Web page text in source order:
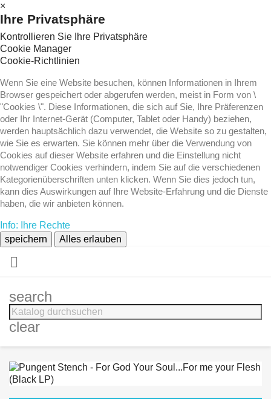
×
Ihre Privatsphäre
Kontrollieren Sie Ihre Privatsphäre
Cookie Manager
Cookie-Richtlinien
Wenn Sie eine Website besuchen, können Informationen in Ihrem
Browser gespeichert oder abgerufen werden, meist in Form von \
"Cookies \". Diese Informationen, die sich auf Sie, Ihre Präferenzen
oder Ihr Internet-Gerät (Computer, Tablet oder Handy) beziehen,
werden hauptsächlich dazu verwendet, die Website so zu gestalten,
wie Sie es erwarten. Sie können mehr über die Verwendung von
Cookies auf dieser Website erfahren und die Einstellung nicht
notwendiger Cookies verhindern, indem Sie auf die verschiedenen
Kategorienüberschriften unten klicken. Wenn Sie dies jedoch tun,
kann dies Auswirkungen auf Ihre Website-Erfahrung und die Dienste
haben, die wir anbieten können.
Info: Ihre Rechte
speichern
Alles erlauben

search
clear